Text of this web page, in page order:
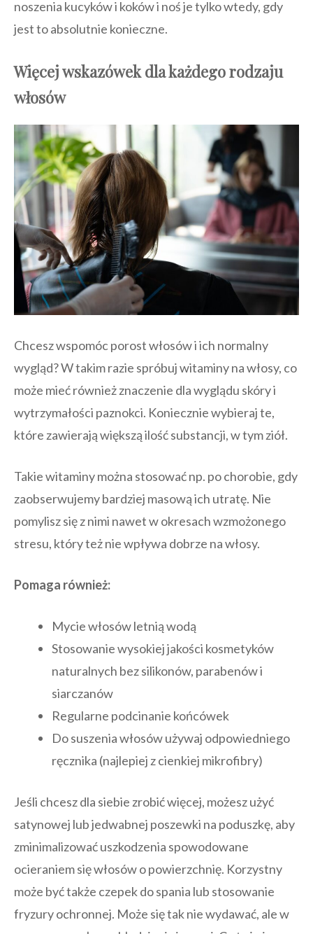
noszenia kucyków i koków i noś je tylko wtedy, gdy
jest to absolutnie konieczne.
Więcej wskazówek dla każdego rodzaju
włosów
Chcesz wspomóc porost włosów i ich normalny
wygląd? W takim razie spróbujwitaminy na włosy, co
może mieć również znaczenie dla wyglądu skóry i
wytrzymałości paznokci. Koniecznie wybieraj te,
które zawierają większą ilość substancji, w tym ziół.
Takie witaminy można stosować np. po chorobie, gdy
zaobserwujemy bardziej masową ich utratę. Nie
pomylisz się z nimi nawet w okresach wzmożonego
stresu, który też nie wpływa dobrze na włosy.
Pomaga również:
Mycie włosów letnią wodą
Stosowanie wysokiej jakości kosmetyków
naturalnych bez silikonów, parabenów i
siarczanów
Regularne podcinanie końcówek
Do suszenia włosów używaj odpowiedniego
ręcznika (najlepiej z cienkiej mikrofibry)
Jeśli chcesz dla siebie zrobić więcej, możesz użyć
satynowej lub jedwabnej poszewki na poduszkę, aby
zminimalizować uszkodzenia spowodowane
ocieraniem się włosów o powierzchnię. Korzystny
może być także czepek do spania lub stosowanie
fryzury ochronnej. Może się tak nie wydawać, ale w